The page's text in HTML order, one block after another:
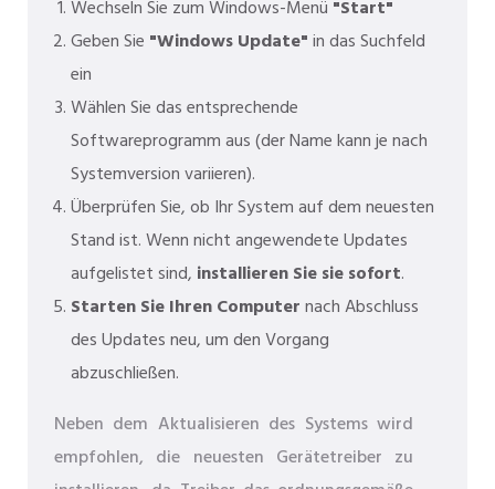
Wechseln Sie zum Windows-Menü "Start"
Geben Sie "Windows Update"in das Suchfeld
ein
Wählen Sie das entsprechende
Softwareprogramm aus (der Name kann je nach
Systemversion variieren).
Überprüfen Sie, ob Ihr System auf dem neuesten
Stand ist. Wenn nicht angewendete Updates
aufgelistet sind, installieren Sie sie sofort.
Starten Sie Ihren Computernach Abschluss
des Updates neu, um den Vorgang
abzuschließen.
Neben dem Aktualisieren des Systems wird
empfohlen, die neuesten Gerätetreiber zu